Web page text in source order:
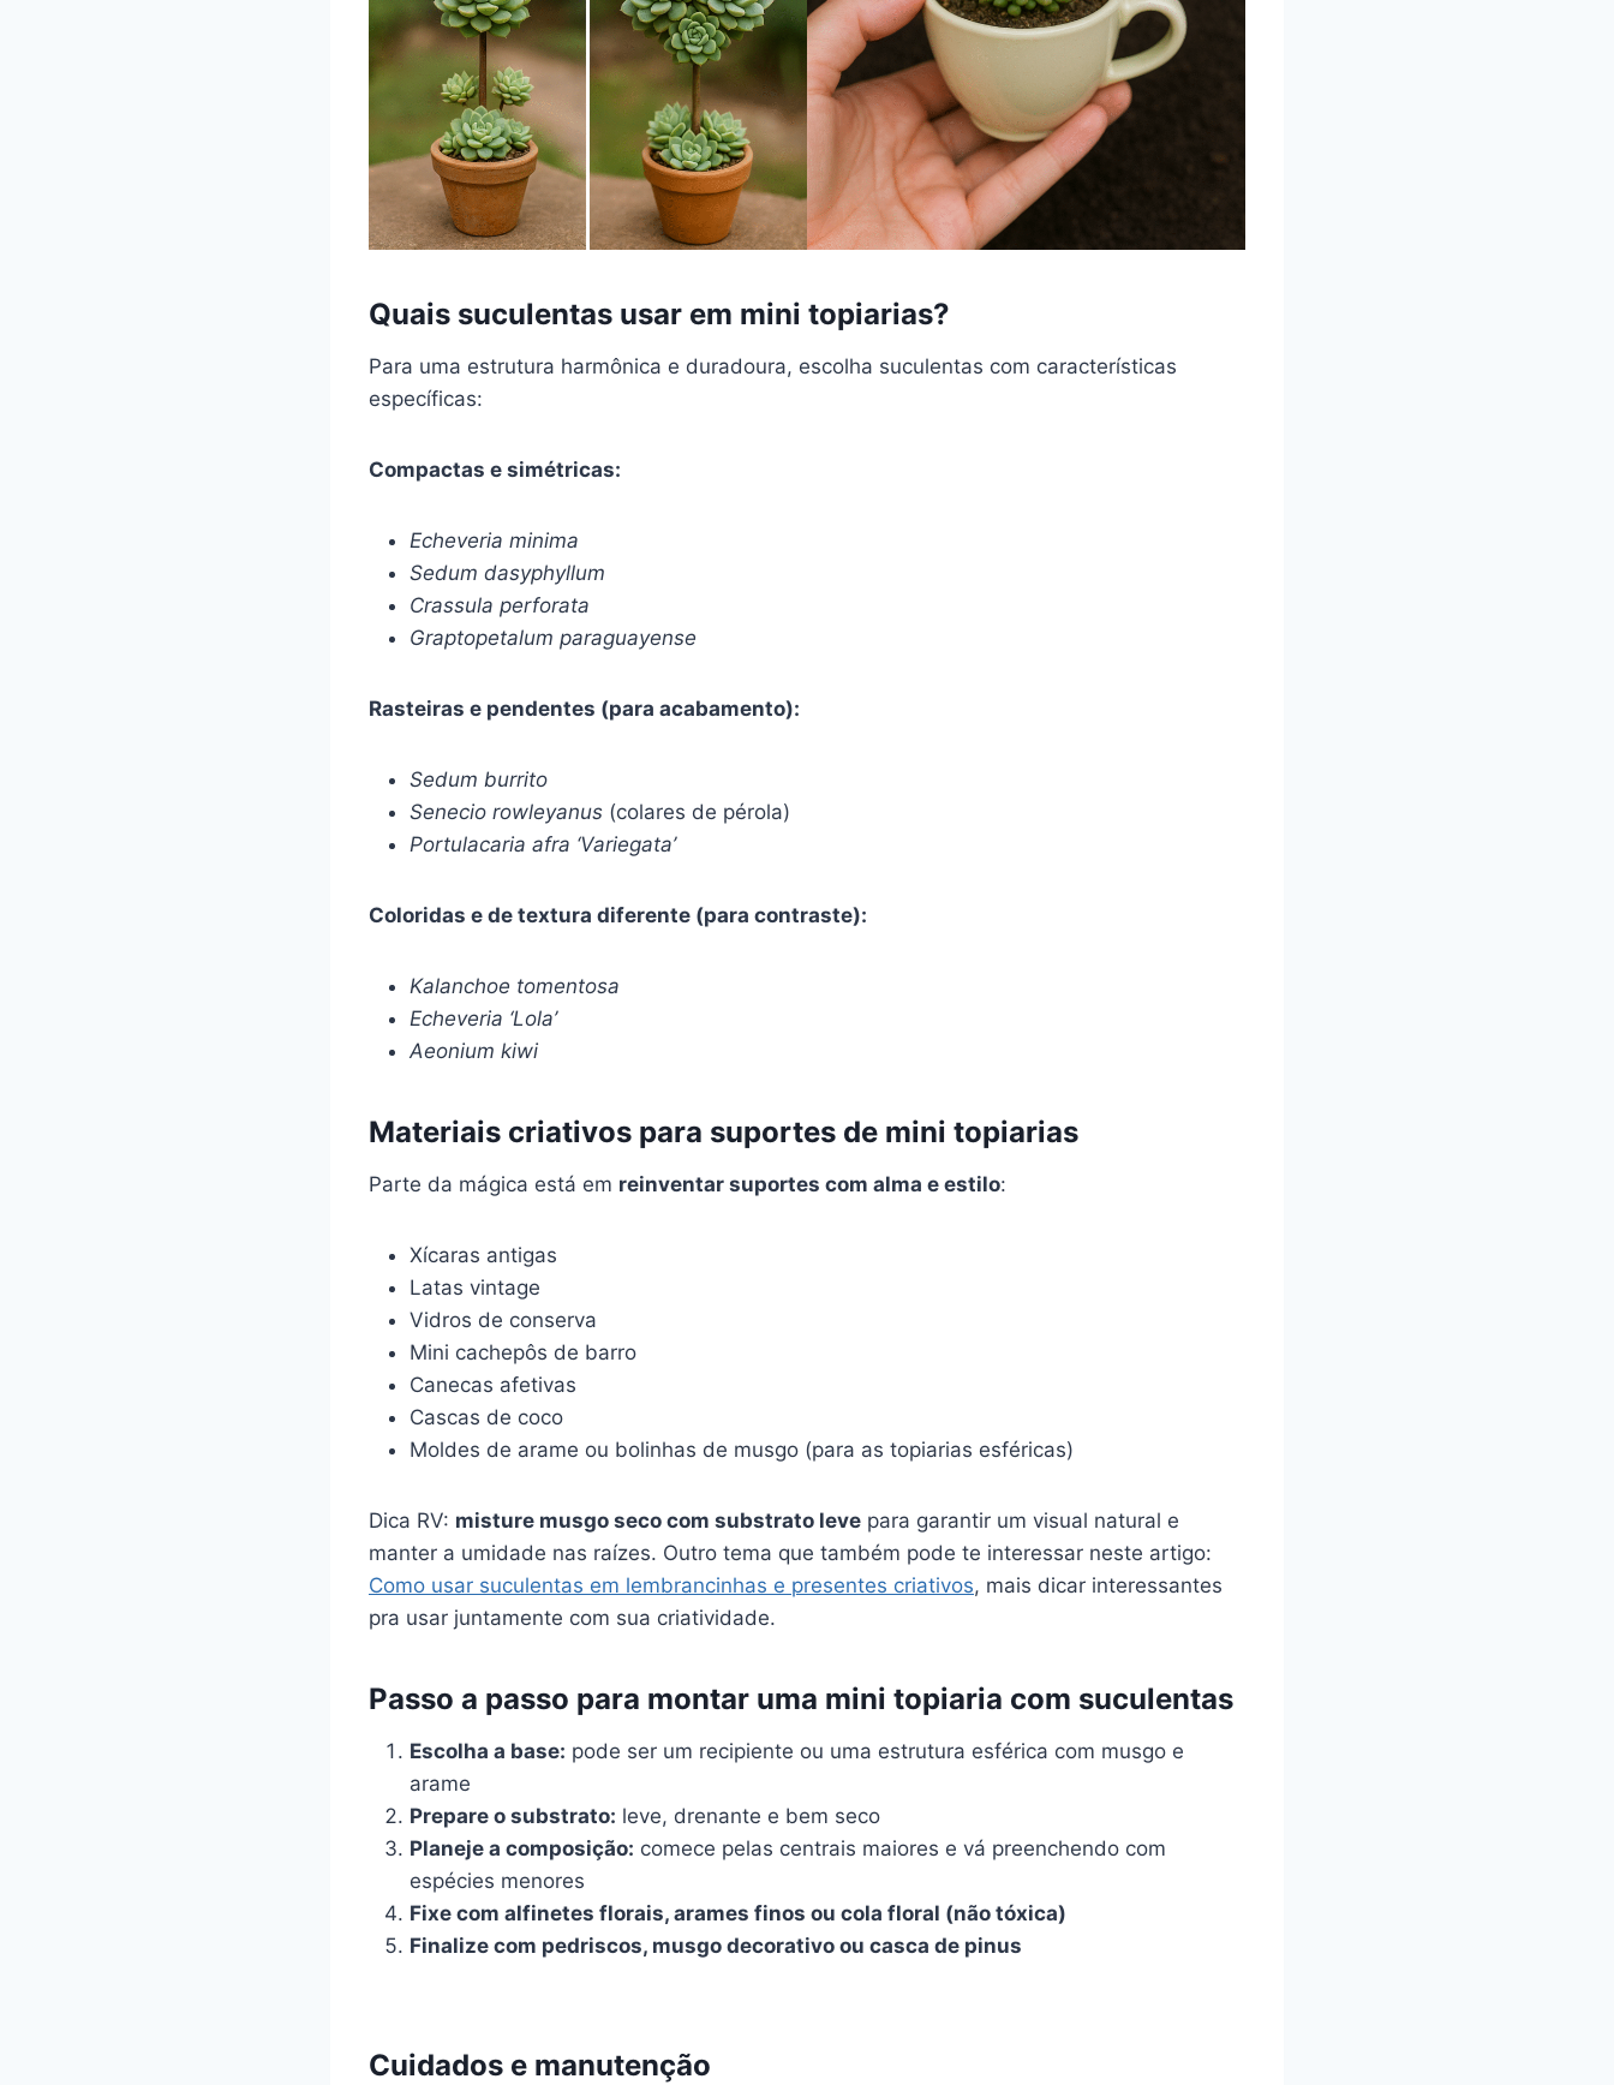
Quais suculentas usar em mini topiarias?
Para uma estrutura harmônica e duradoura, escolha suculentas com características
específicas:
Compactas e simétricas:
Echeveria minima
Sedum dasyphyllum
Crassula perforata
Graptopetalum paraguayense
Rasteiras e pendentes (para acabamento):
Sedum burrito
Senecio rowleyanus (colares de pérola)
Portulacaria afra ‘Variegata’
Coloridas e de textura diferente (para contraste):
Kalanchoe tomentosa
Echeveria ‘Lola’
Aeonium kiwi
Materiais criativos para suportes de mini topiarias
Parte da mágica está em reinventar suportes com alma e estilo:
Xícaras antigas
Latas vintage
Vidros de conserva
Mini cachepôs de barro
Canecas afetivas
Cascas de coco
Moldes de arame ou bolinhas de musgo (para as topiarias esféricas)
Dica RV: misture musgo seco com substrato leve para garantir um visual natural e
manter a umidade nas raízes. Outro tema que também pode te interessar neste artigo:
Como usar suculentas em lembrancinhas e presentes criativos, mais dicar interessantes
pra usar juntamente com sua criatividade.
Passo a passo para montar uma mini topiaria com suculentas
Escolha a base: pode ser um recipiente ou uma estrutura esférica com musgo e
arame
Prepare o substrato: leve, drenante e bem seco
Planeje a composição: comece pelas centrais maiores e vá preenchendo com
espécies menores
Fixe com alfinetes florais, arames finos ou cola floral (não tóxica)
Finalize com pedriscos, musgo decorativo ou casca de pinus
Cuidados e manutenção